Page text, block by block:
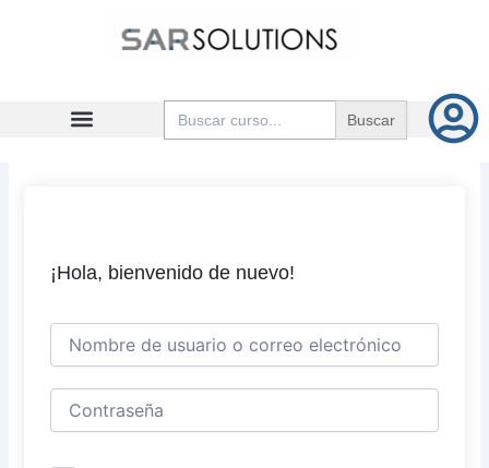
Buscar:
¡Hola, bienvenido de nuevo!